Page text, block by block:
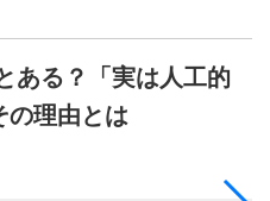
ある？「実は人工的
の理由とは